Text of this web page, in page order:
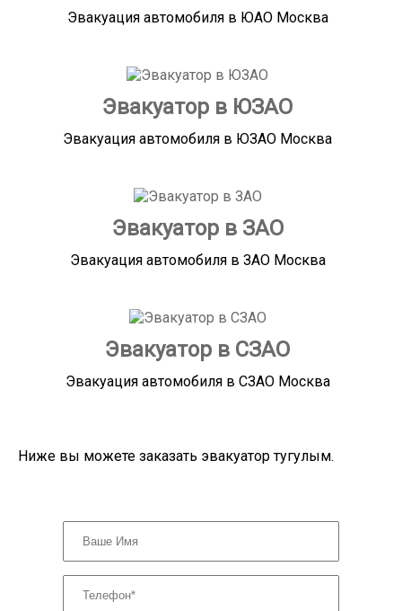
Эвакуация автомобиля в ЮАО Москва
Эвакуатор в ЮЗАО
Эвакуация автомобиля в ЮЗАО Москва
Эвакуатор в ЗАО
Эвакуация автомобиля в ЗАО Москва
Эвакуатор в СЗАО
Эвакуация автомобиля в СЗАО Москва
Ниже вы можете заказать эвакуатор тугулым.